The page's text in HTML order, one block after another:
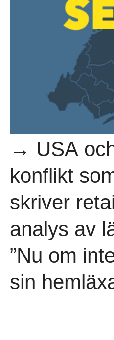
→ USA
konflikt
skriver
analys av
”Nu om
sin